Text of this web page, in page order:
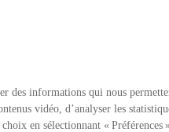
des informations qui nous
vidéo, d’analyser les
en sélectionnant « Préférences ».